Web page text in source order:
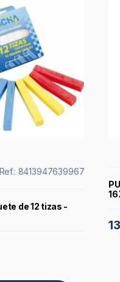
Ref.: 8413947639967
de 12 tizas -
13